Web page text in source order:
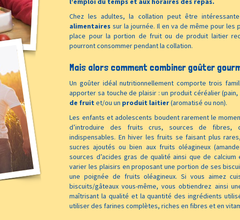
Chez les adultes, la collation peut être
alimentaires sur la journée. Il en va de même pour les
place pour la portion de fruit ou de produit laitier
pourront consommer pendant la collation.
Mais alors comment combiner goûter
Un goûter idéal nutritionnellement comporte trois
apporter sa touche de plaisir : un produit céréalier
de fruitet/ou un produit laitier(aromatisé ou non).
Les enfants et adolescents boudent rarement le
d’introduire des fruits crus, sources de fibres,
indispensables. En hiver les fruits se faisant plus
sucres ajoutés ou bien aux fruits oléagineux
sources d’acides gras de qualité ainsi que de
varier les plaisirs en proposant une portion de ses
une poignée de fruits oléagineux. Si vous aimez
biscuits/gâteaux vous-même, vous obtiendrez ainsi
maîtrisant la qualité et la quantité des ingrédients
utiliser des farines complètes, riches en fibres et en